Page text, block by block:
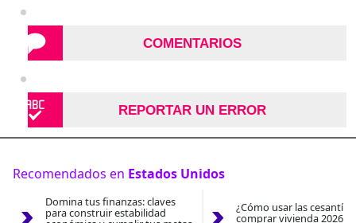
COMENTARIOS
REPORTAR UN ERROR
Recomendados en Estados Unidos
Domina tus finanzas: claves
para construir estabilidad ¿Cómo usar las
comprar vivienda 2026?